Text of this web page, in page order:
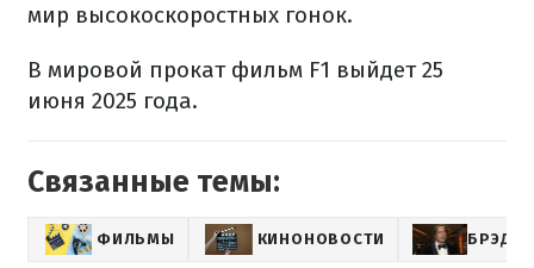
мир высокоскоростных гонок.
В мировой прокат фильм F1 выйдет 25
июня 2025 года.
Связанные темы:
ФИЛЬМЫ КИНОНОВОСТИ БРЭД